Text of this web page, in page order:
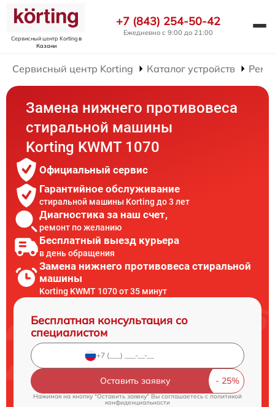
Сервисный центр Kortingв
Казани
+7 (843) 254-50-42
Ежедневно с 9:00 до 21:00
Сервисный центр Korting Каталог устройств
Замена нижнего противовеса
стиральной машины
Korting KWMT 1070
Официальный сервис
Гарантийное обслуживание
стиральной машины Korting до 3 лет
Диагностика за наш счет,
ремонт по желанию
Бесплатный выезд курьера
в день обращения
Замена нижнего противовеса стиральной
машины
Korting KWMT 1070 от 35 минут
Бесплатная консультация со
специалистом
Оставить заявку
Нажимая на кнопку "Оставить заявку" Вы соглашаетесь cполитикой
конфиденциальности